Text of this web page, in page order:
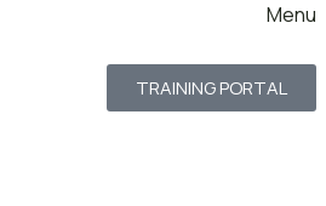
Menu
TRAINING PORTAL